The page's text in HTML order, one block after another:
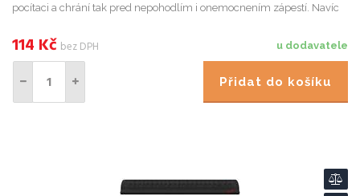
pocítaci a chrání tak pred nepohodlím i onemocnením zápestí. Navíc
u dodavatele
114 Kč bez DPH
Přidat do košíku